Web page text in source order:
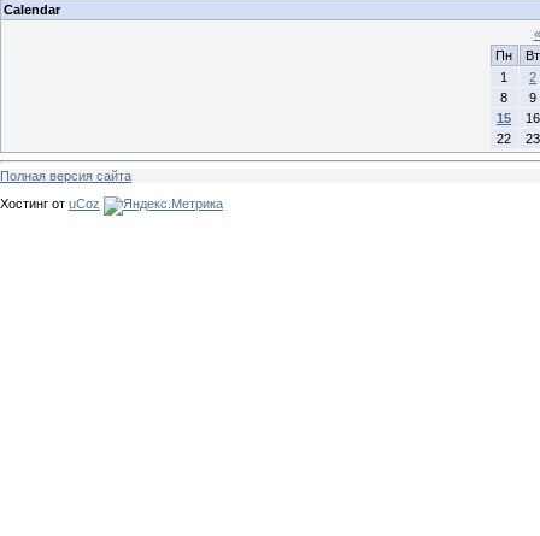
Calendar
«
Пн
Вт
1
2
8
9
15
16
22
23
Полная версия сайта
Хостинг от uCoz